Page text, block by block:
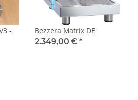
-
Bezzera Matrix DE
2.349,00 € *